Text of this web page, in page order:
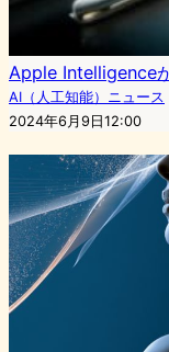
Apple Intelligence
AI（人工知能）ニュース
2024年6月9日12:00